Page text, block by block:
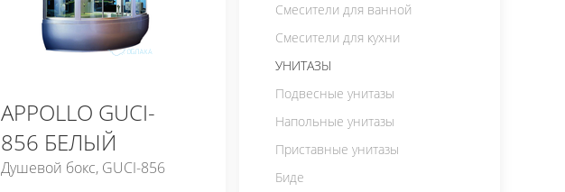
APPOLLO GUCI-
856 БЕЛЫЙ
Душевой бокс, GUCI-856
Смесители для ванной
Смесители для кухни
УНИТАЗЫ
Подвесные унитазы
Напольные унитазы
Приставные унитазы
Биде